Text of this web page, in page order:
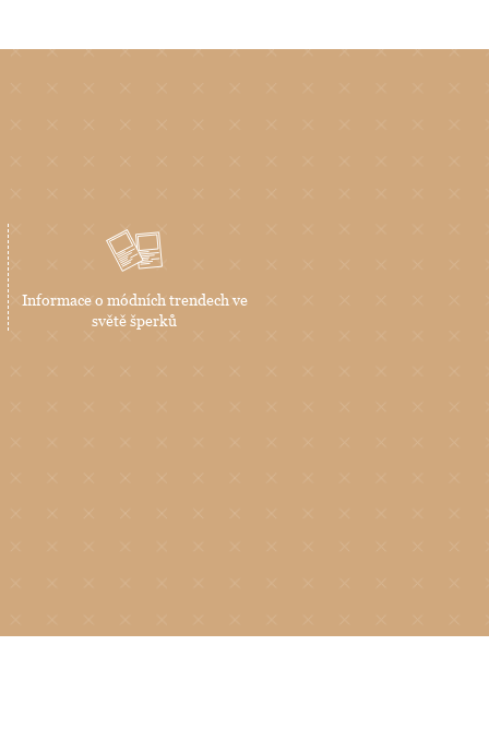
Informace o módních trendech ve
světě šperků